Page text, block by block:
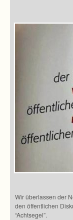
Wir über­las­sen der
den öffent­li­chen
“Achtsegel”.